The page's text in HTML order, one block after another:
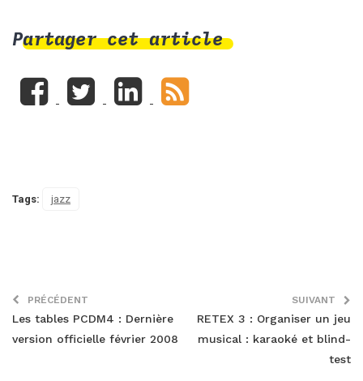
Partager cet article
Tags: jazz
PRÉCÉDENT
Les tables PCDM4 : Dernière
version officielle février 2008
SUIVANT
RETEX 3 : Organiser un jeu
musical : karaoké et blind-
test